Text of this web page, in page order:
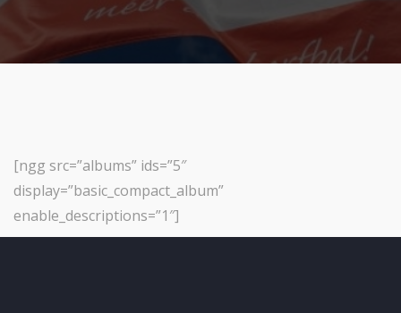
[ngg src=”albums” ids=”5″
display=”basic_compact_album”
enable_descriptions=”1″]